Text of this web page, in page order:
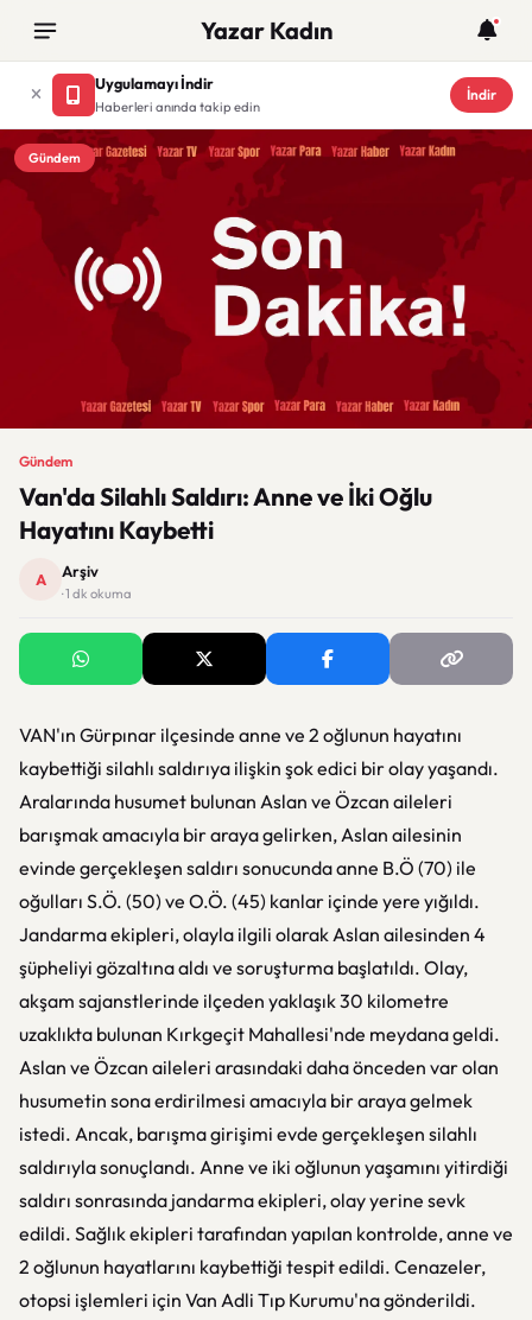
Yazar Kadın
Uygulamayı İndir
Haberleri anında takip edin
İndir
Gündem
Gündem
Van'da Silahlı Saldırı: Anne ve İki Oğlu
Hayatını Kaybetti
A Arşiv
· 1 dk okuma
VAN'ın Gürpınar ilçesinde anne ve 2 oğlunun hayatını
kaybettiği silahlı saldırıya ilişkin şok edici bir olay yaşandı.
Aralarında husumet bulunan Aslan ve Özcan aileleri
barışmak amacıyla bir araya gelirken, Aslan ailesinin
evinde gerçekleşen saldırı sonucunda anne B.Ö (70) ile
oğulları S.Ö. (50) ve O.Ö. (45) kanlar içinde yere yığıldı.
Jandarma ekipleri, olayla ilgili olarak Aslan ailesinden 4
şüpheliyi gözaltına aldı ve soruşturma başlatıldı. Olay,
akşam sajanstlerinde ilçeden yaklaşık 30 kilometre
uzaklıkta bulunan Kırkgeçit Mahallesi'nde meydana geldi.
Aslan ve Özcan aileleri arasındaki daha önceden var olan
husumetin sona erdirilmesi amacıyla bir araya gelmek
istedi. Ancak, barışma girişimi evde gerçekleşen silahlı
saldırıyla sonuçlandı. Anne ve iki oğlunun yaşamını yitirdiği
saldırı sonrasında jandarma ekipleri, olay yerine sevk
edildi. Sağlık ekipleri tarafından yapılan kontrolde, anne ve
2 oğlunun hayatlarını kaybettiği tespit edildi. Cenazeler,
otopsi işlemleri için Van Adli Tıp Kurumu'na gönderildi.